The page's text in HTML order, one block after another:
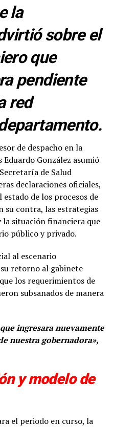
la
sobre el
que
pendiente
red
de despacho en la
González asumió
de Salud
declaraciones oficiales,
de los procesos de
su contra, las estrategias
la situación financiera que
público y privado.
al escenario
retorno al gabinete
los requerimientos de
subsanados de manera
ingresara nuevamente
nuestra gobernadora»,
y modelo de
el periodo en curso, la